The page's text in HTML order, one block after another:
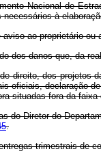
Nacional de
à
aviso ao proprietário
dos danos que, da
direito, dos projetos
oficiais, declaração
situadas fora da
do Diretor do
.
trimestrais de